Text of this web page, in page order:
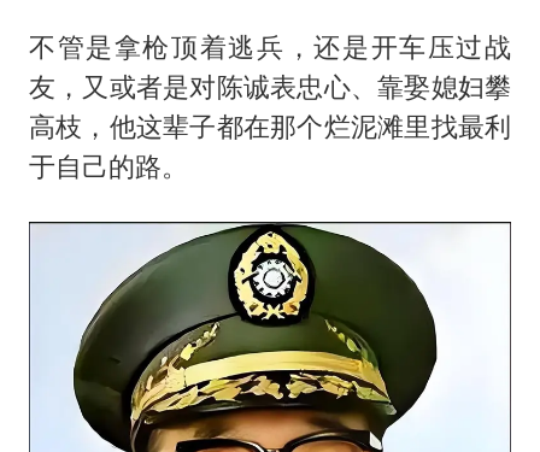
不管是拿枪顶着逃兵，还是开车压过战
友，又或者是对陈诚表忠心、靠娶媳妇攀
高枝，他这辈子都在那个烂泥滩里找最利
于自己的路。